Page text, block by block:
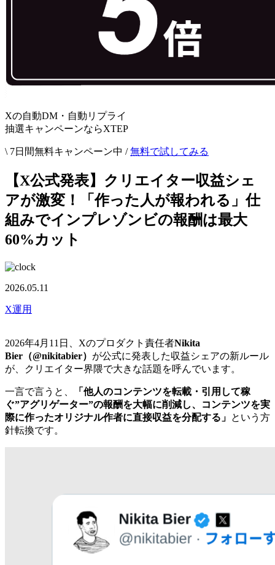
Xの自動DM・自動リプライ
抽選キャンペーンならXTEP
\ 7日間無料キャンペーン中 / 無料で試してみる
【X公式発表】クリエイター収益シェ
アが激変！「作った人が報われる」仕
組みでインプレゾンビの報酬は最大
60%カット
2026.05.11
X運用
2026年4月11日、Xのプロダクト責任者Nikita
Bier（@nikitabier） が公式に発表した収益シェアの新ルール
が、クリエイター界隈で大きな話題を呼んでいます。
一言で言うと、
「他人のコンテンツを転載・引用して稼
ぐ”アグリゲーター”の報酬を大幅に削減し、コンテンツを実
際に作ったオリジナル作者に直接収益を分配する」 という方
針転換です。